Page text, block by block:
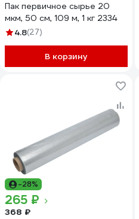
Пак первичное сырье 20
мкм, 50 см, 109 м, 1 кг 2334
4.8(27)
В корзину
-28%
265 ₽
368 ₽